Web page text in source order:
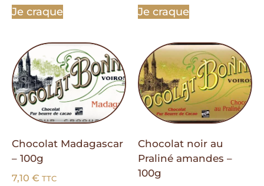
Je craque Je craque
Chocolat Madagascar
– 100g
7,10 € TTC
Chocolat noir au
Praliné amandes –
100g